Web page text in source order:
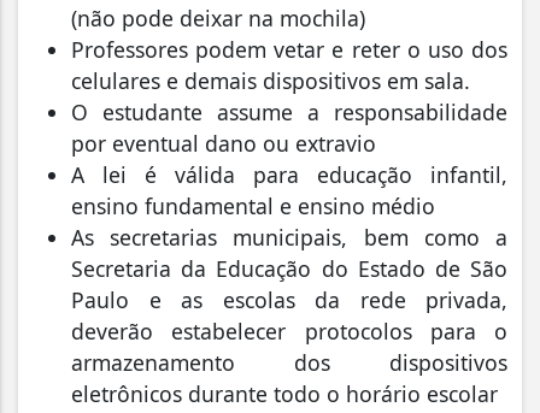
(não pode deixar na mochila)
Professores podem vetar e reter o uso dos
celulares e demais dispositivos em sala.
O estudante assume a responsabilidade
por eventual dano ou extravio
A lei é válida para educação infantil,
ensino fundamental e ensino médio
As secretarias municipais, bem como a
Secretaria da Educação do Estado de São
Paulo e as escolas da rede privada,
deverão estabelecer protocolos para o
armazenamento dos dispositivos
eletrônicos durante todo o horário escolar